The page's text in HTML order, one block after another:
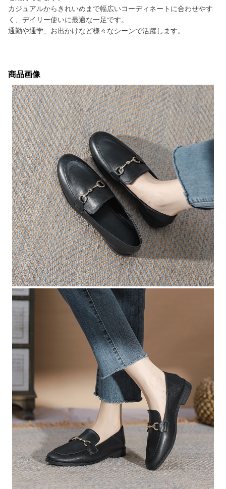
カジュアルからきれいめまで幅広いコーディネートに合わせやす
く、デイリー使いに最適な一足です。
通勤や通学、お出かけなど様々なシーンで活躍します。
商品画像